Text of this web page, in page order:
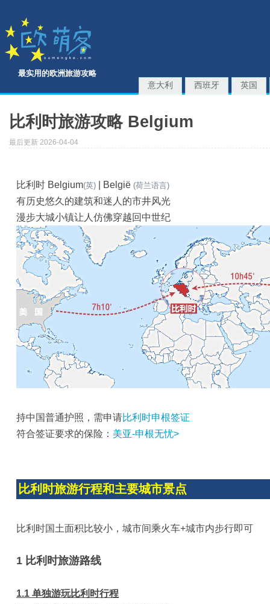
最实用的欧洲旅游攻略
意大利 西班牙 英国
比利时旅游攻略 Belgium
最后更新 2026-04-04
比利时 Belgium(英) | België (荷兰语言)
有历史悠久的建筑和迷人的市井风光
漫步大城小镇让人仿佛穿越回中世纪
持中国普通护照，需申请比利时申根签证
符合签证要求的保险： 美亚-申根无忧>
比利时旅游行程和主要城市景点
比利时国土面积比较小，城市间乘火车+城市内步行即可
1 比利时旅游路线
1.1 单独游玩比利时行程